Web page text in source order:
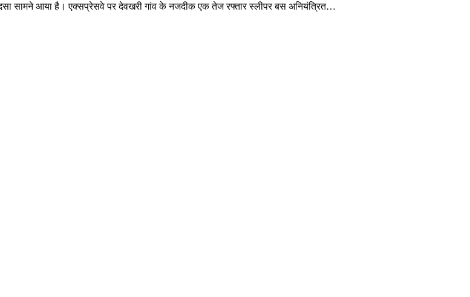
सामने आया है। एक्सप्रेसवे पर देवखरी गांव के नजदीक एक तेज रफ्तार स्लीपर बस अनियंत्रित…